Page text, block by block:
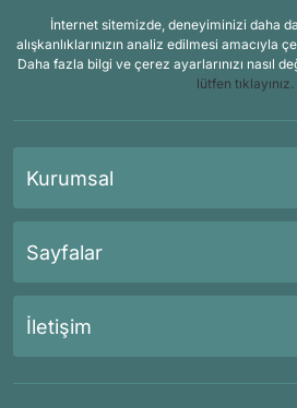
İnternet sitemizde, deneyiminizi daha
alışkanlıklarınızın analiz edilmesi amacıyla
Daha fazla bilgi ve çerez ayarlarınızı nasıl
lütfen tıklayınız.
Kurumsal
Sayfalar
İletişim